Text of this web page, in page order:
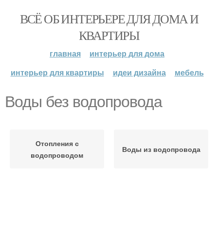
ВСЁ ОБ ИНТЕРЬЕРЕ ДЛЯ ДОМА И
КВАРТИРЫ
главная
интерьер для дома
интерьер для квартиры
идеи дизайна мебель
Воды без водопровода
Отопления с
водопроводом
Воды из водопровода